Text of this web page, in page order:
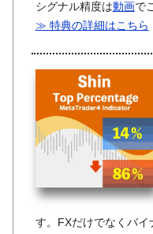
シグナル精度は動画で
≫ 特典の詳細はこちら
す。FXだけでなくバイ